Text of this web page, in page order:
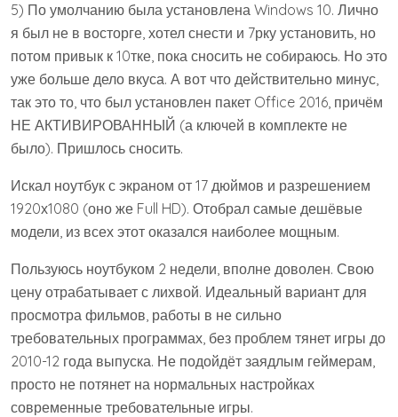
5) По умолчанию была установлена Windows 10. Лично
я был не в восторге, хотел снести и 7рку установить, но
потом привык к 10тке, пока сносить не собираюсь. Но это
уже больше дело вкуса. А вот что действительно минус,
так это то, что был установлен пакет Office 2016, причём
НЕ АКТИВИРОВАННЫЙ (а ключей в комплекте не
было). Пришлось сносить.
Искал ноутбук с экраном от 17 дюймов и разрешением
1920х1080 (оно же Full HD). Отобрал самые дешёвые
модели, из всех этот оказался наиболее мощным.
Пользуюсь ноутбуком 2 недели, вполне доволен. Свою
цену отрабатывает с лихвой. Идеальный вариант для
просмотра фильмов, работы в не сильно
требовательных программах, без проблем тянет игры до
2010-12 года выпуска. Не подойдёт заядлым геймерам,
просто не потянет на нормальных настройках
современные требовательные игры.